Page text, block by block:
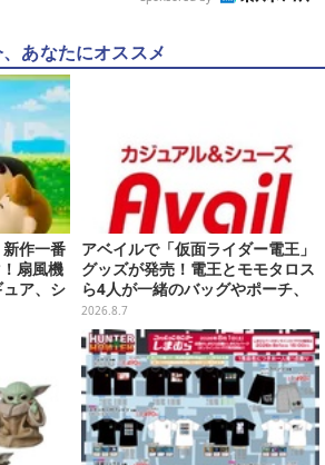
あなたにオススメ
新作一番
扇風機
ア、シ
ライン
アベイルで「仮面ライダー電王」
グッズが発売！電王とモモタロス
ら4人が一緒のバッグやポーチ、
収納ボックスも
2026.8.7